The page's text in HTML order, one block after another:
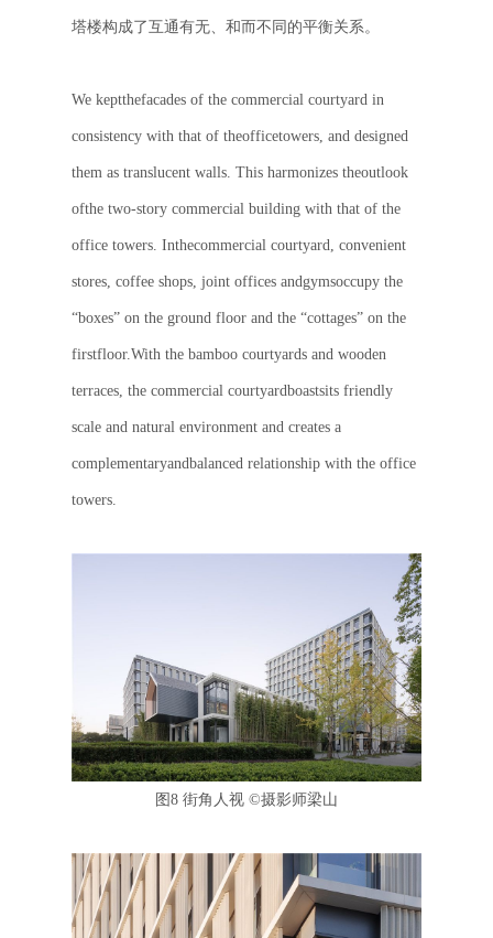
塔楼构成了互通有无、和而不同的平衡关系。
We keptthefacades of the commercial courtyard in
consistency with that of theofficetowers, and designed
them as translucent walls. This harmonizes theoutlook
ofthe two-story commercial building with that of the
office towers. Inthecommercial courtyard, convenient
stores, coffee shops, joint offices andgymsoccupy the
“boxes” on the ground floor and the “cottages” on the
firstfloor.With the bamboo courtyards and wooden
terraces, the commercial courtyardboastsits friendly
scale and natural environment and creates a
complementaryandbalanced relationship with the office
towers.
图8 街角人视 ©摄影师梁山